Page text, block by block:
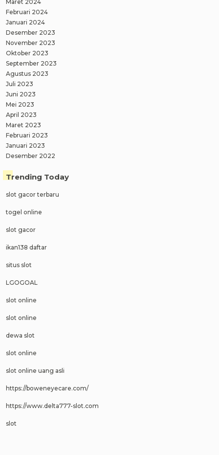
Maret 2024
Februari 2024
Januari 2024
Desember 2023
November 2023
Oktober 2023
September 2023
Agustus 2023
Juli 2023
Juni 2023
Mei 2023
April 2023
Maret 2023
Februari 2023
Januari 2023
Desember 2022
Trending Today
slot gacor terbaru
togel online
slot gacor
ikan138 daftar
situs slot
LGOGOAL
slot online
slot online
dewa slot
slot online
slot online uang asli
https://boweneyecare.com/
https://www.delta777-slot.com
slot